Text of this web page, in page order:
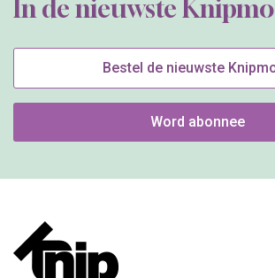
In de nieuwste
Bestel de nieuwste
Word abonnee